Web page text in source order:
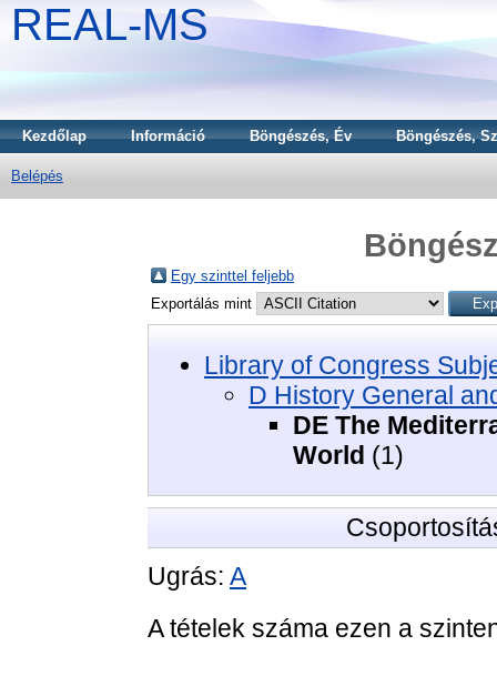
REAL-MS
Kezdőlap Információ Böngészés, Év Böngészés,
Belépés
Egy szinttel feljebb
Exportálás mint
Library of Congress
D History General
DE The
World (1)
Ugrás: A
A tételek száma ezen a